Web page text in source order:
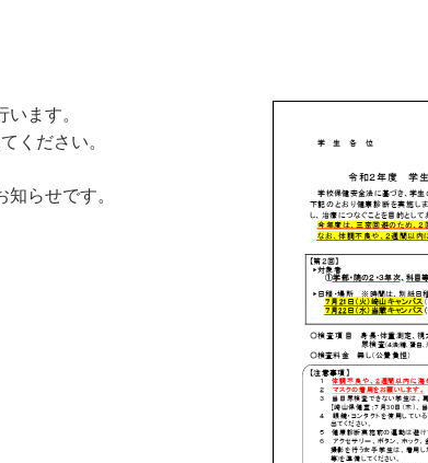
ます。
ください。
らせです。